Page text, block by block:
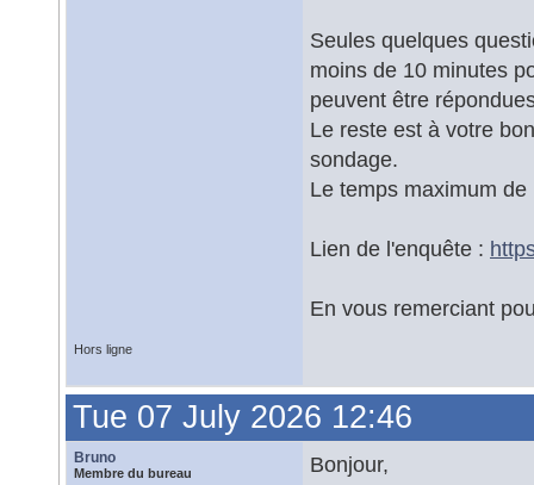
Seules quelques
moins de 10 minutes
peuvent être
Le reste est à votre
sondage.
Le temps maximum
Lien de l'enquête :
En vous remerciant
Hors ligne
Tue 07 July 2026 12:46
Bruno
Membre du bureau
Bonjour,